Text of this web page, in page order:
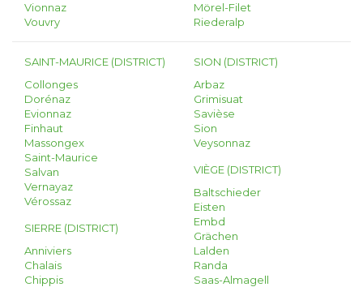
Vionnaz
Vouvry
Mörel-Filet
Riederalp
SAINT-MAURICE (DISTRICT)
Collonges
Dorénaz
Evionnaz
Finhaut
Massongex
Saint-Maurice
Salvan
Vernayaz
Vérossaz
SIERRE (DISTRICT)
Anniviers
Chalais
Chippis
SION (DISTRICT)
Arbaz
Grimisuat
Savièse
Sion
Veysonnaz
VIÈGE (DISTRICT)
Baltschieder
Eisten
Embd
Grächen
Lalden
Randa
Saas-Almagell